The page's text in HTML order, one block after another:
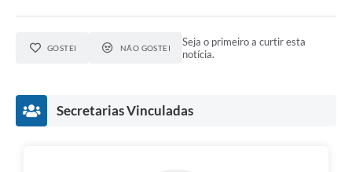
GOSTEI NÃO GOSTEI
Seja o primeiro a curtir esta
notícia.
Secretarias Vinculadas